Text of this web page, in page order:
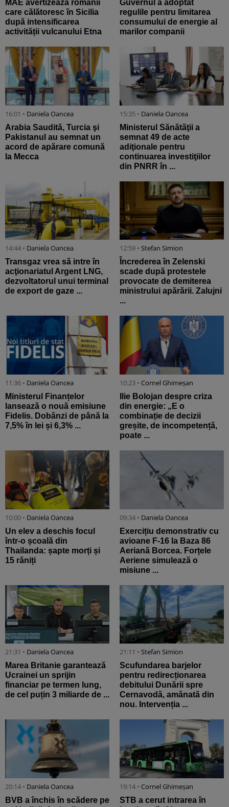
MAE avertizează românii
care călătoresc în Sicilia
după intensificarea
activității vulcanului Etna
Guvernul a adoptat
regulile pentru limitarea
consumului de energie al
marilor companii
16:01 • Daniela Oancea
Arabia Saudită, Turcia şi
Pakistanul au semnat un
acord de apărare comună
la Mecca
15:35 • Daniela Oancea
Ministerul Sănătăţii a
semnat 49 de acte
adiţionale pentru
continuarea investiţiilor
din PNRR în ...
14:44 • Daniela Oancea
Transgaz vrea să intre în
acţionariatul Argent LNG,
dezvoltatorul unui terminal
de export de gaze ...
12:59 • Stefan Simion
Încrederea în Zelenski
scade după protestele
provocate de demiterea
ministrului apărării. Zalujni
...
11:36 • Daniela Oancea
Ministerul Finanțelor
lansează o nouă emisiune
Fidelis. Dobânzi de până la
7,5% în lei și 6,3% ...
10:23 • Cornel Ghimeșan
Ilie Bolojan despre criza
din energie: „E o
combinație de decizii
greșite, de incompetență,
poate ...
10:00 • Daniela Oancea
Un elev a deschis focul
într-o școală din
Thailanda: șapte morți și
15 răniți
09:34 • Daniela Oancea
Exercițiu demonstrativ cu
avioane F-16 la Baza 86
Aeriană Borcea. Forțele
Aeriene simulează o
misiune ...
21:31 • Daniela Oancea
Marea Britanie garantează
Ucrainei un sprijin
financiar pe termen lung,
de cel puțin 3 miliarde de ...
21:11 • Stefan Simion
Scufundarea barjelor
pentru redirecționarea
debitului Dunării spre
Cernavodă, amânată din
nou. Intervenția ...
20:14 • Daniela Oancea
BVB a închis în scădere pe
19:14 • Cornel Ghimeșan
STB a cerut intrarea în